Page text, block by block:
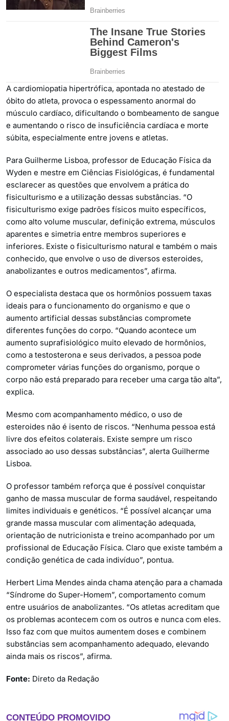
A cardiomiopatia hipertrófica, apontada no atestado de
óbito do atleta, provoca o espessamento anormal do
músculo cardíaco, dificultando o bombeamento de sangue
e aumentando o risco de insuficiência cardíaca e morte
súbita, especialmente entre jovens e atletas.
Para Guilherme Lisboa, professor de Educação Física da
Wyden e mestre em Ciências Fisiológicas, é fundamental
esclarecer as questões que envolvem a prática do
fisiculturismo e a utilização dessas substâncias. “O
fisiculturismo exige padrões físicos muito específicos,
como alto volume muscular, definição extrema, músculos
aparentes e simetria entre membros superiores e
inferiores. Existe o fisiculturismo natural e também o mais
conhecido, que envolve o uso de diversos esteroides,
anabolizantes e outros medicamentos”, afirma.
O especialista destaca que os hormônios possuem taxas
ideais para o funcionamento do organismo e que o
aumento artificial dessas substâncias compromete
diferentes funções do corpo. “Quando acontece um
aumento suprafisiológico muito elevado de hormônios,
como a testosterona e seus derivados, a pessoa pode
comprometer várias funções do organismo, porque o
corpo não está preparado para receber uma carga tão alta”,
explica.
Mesmo com acompanhamento médico, o uso de
esteroides não é isento de riscos. “Nenhuma pessoa está
livre dos efeitos colaterais. Existe sempre um risco
associado ao uso dessas substâncias”, alerta Guilherme
Lisboa.
O professor também reforça que é possível conquistar
ganho de massa muscular de forma saudável, respeitando
limites individuais e genéticos. “É possível alcançar uma
grande massa muscular com alimentação adequada,
orientação de nutricionista e treino acompanhado por um
profissional de Educação Física. Claro que existe também a
condição genética de cada indivíduo”, pontua.
Herbert Lima Mendes ainda chama atenção para a chamada
“Síndrome do Super-Homem”, comportamento comum
entre usuários de anabolizantes. “Os atletas acreditam que
os problemas acontecem com os outros e nunca com eles.
Isso faz com que muitos aumentem doses e combinem
substâncias sem acompanhamento adequado, elevando
ainda mais os riscos”, afirma.
Fonte: Direto da Redação